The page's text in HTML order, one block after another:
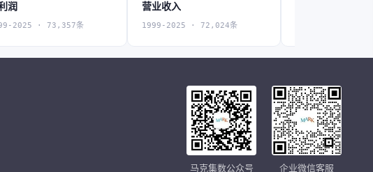
润
2025 · 73,357条
营业收入
1999-2025 · 72,024条
马克集数公众号 企业微信客服